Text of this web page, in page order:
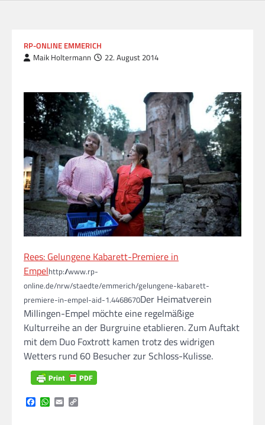
RP-ONLINE EMMERICH
Maik Holtermann
22. August 2014
Rees: Gelungene Kabarett-Premiere in
Empelhttp://www.rp-
online.de/nrw/staedte/emmerich/gelungene-kabarett-
premiere-in-empel-aid-1.4468670Der Heimatverein
Millingen-Empel möchte eine regelmäßige
Kulturreihe an der Burgruine etablieren. Zum Auftakt
mit dem Duo Foxtrott kamen trotz des widrigen
Wetters rund 60 Besucher zur Schloss-Kulisse.
Facebook
WhatsApp
Email